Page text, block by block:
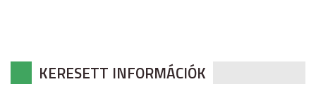
KERESETT INFORMÁCIÓK